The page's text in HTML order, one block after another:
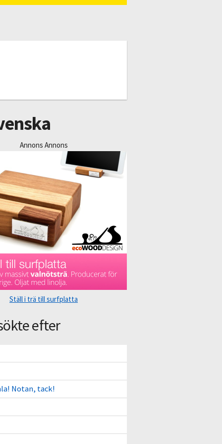
Annons Annons
Ställ i trä till surfplatta
efter
Notan, tack!